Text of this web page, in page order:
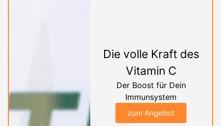
Die volle Kraft des
Vitamin C
Der Boost für Dein
Immunsystem
zum Angebot